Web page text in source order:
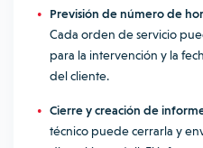
Previsión de número de
Cada orden de servicio
para la intervención y la
del cliente.
Cierre y creación de
técnico puede cerrarla y